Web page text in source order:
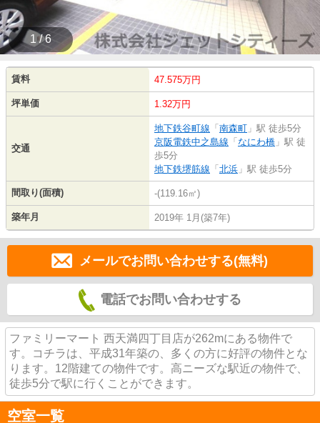
1 / 6
賃料 47.575万円
坪単価 1.32万円
交通
地下鉄谷町線 「 南森町 」駅 徒歩5分
京阪電鉄中之島線 「 なにわ橋 」駅 徒
歩5分
地下鉄堺筋線 「 北浜 」駅 徒歩5分
間取り(面積) -(119.16㎡)
築年月 2019年 1月(築7年)
メールでお問い合わせする(無料)
電話でお問い合わせする
ファミリーマート 西天満四丁目店が262mにある物件で
す。コチラは、平成31年築の、多くの方に好評の物件とな
ります。12階建ての物件です。高ニーズな駅近の物件で、
徒歩5分で駅に行くことができます。
空室一覧